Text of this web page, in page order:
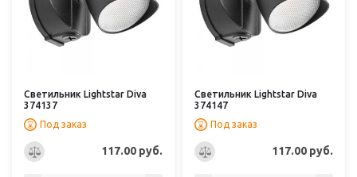
Светильник Lightstar Diva
374137
Под заказ
117.00 руб.
Светильник Lightstar Diva
374147
Под заказ
117.00 руб.